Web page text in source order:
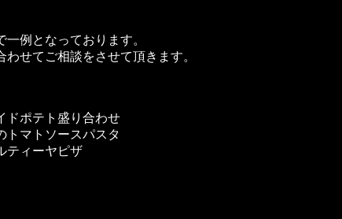
例となっております。
せてご相談をさせて頂きます。
ポテト盛り合わせ
マトソースパスタ
ィーヤピザ